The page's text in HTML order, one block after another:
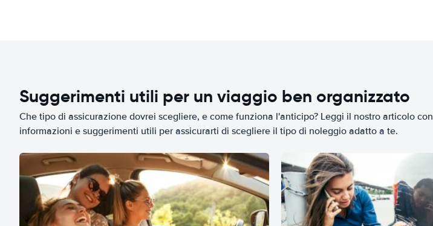
Suggerimenti utili per un viaggio ben organizzato
Che tipo di assicurazione dovrei scegliere, e come funziona l'anticipo? Leggi il nostro articolo con
informazioni e suggerimenti utili per assicurarti di scegliere il tipo di noleggio adatto a te.